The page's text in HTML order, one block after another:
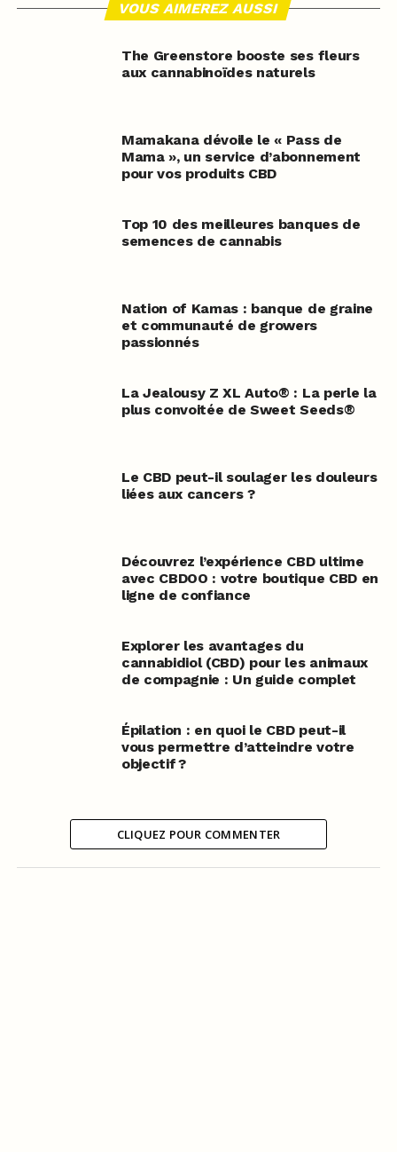
VOUS AIMEREZ AUSSI
The Greenstore booste ses fleurs
aux cannabinoïdes naturels
Mamakana dévoile le « Pass de
Mama », un service d’abonnement
pour vos produits CBD
Top 10 des meilleures banques de
semences de cannabis
Nation of Kamas : banque de graine
et communauté de growers
passionnés
La Jealousy Z XL Auto® : La perle la
plus convoitée de Sweet Seeds®
Le CBD peut-il soulager les douleurs
liées aux cancers ?
Découvrez l’expérience CBD ultime
avec CBDOO : votre boutique CBD en
ligne de confiance
Explorer les avantages du
cannabidiol (CBD) pour les animaux
de compagnie : Un guide complet
Épilation : en quoi le CBD peut-il
vous permettre d’atteindre votre
objectif ?
CLIQUEZ POUR COMMENTER